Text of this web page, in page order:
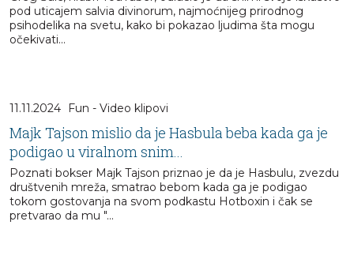
pod uticajem salvia divinorum, najmoćnijeg prirodnog
psihodelika na svetu, kako bi pokazao ljudima šta mogu
očekivati...
11.11.2024 Fun - Video klipovi
Majk Tajson mislio da je Hasbula beba kada ga je
podigao u viralnom snim...
Poznati bokser Majk Tajson priznao je da je Hasbulu, zvezdu
društvenih mreža, smatrao bebom kada ga je podigao
tokom gostovanja na svom podkastu Hotboxin i čak se
pretvarao da mu "...